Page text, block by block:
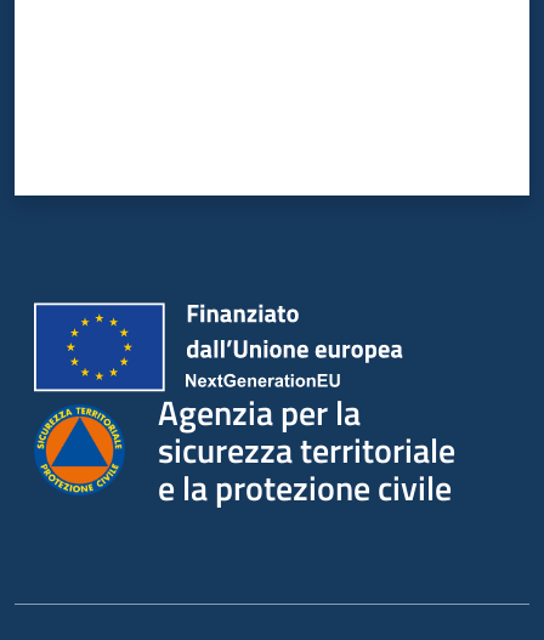
Agenzia per la
sicurezza territoriale
e la protezione civile